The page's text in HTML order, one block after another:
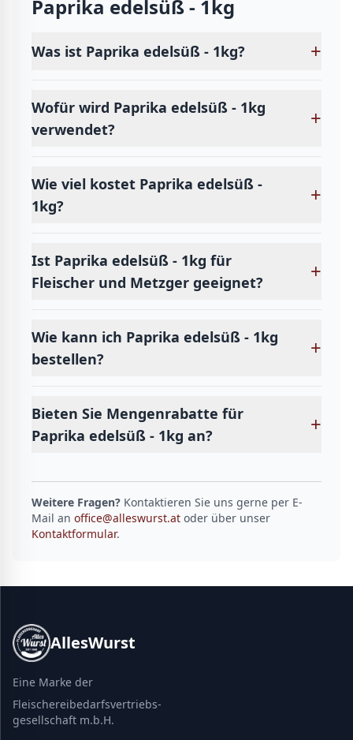
Paprika edelsüß - 1kg
Was ist Paprika edelsüß - 1kg? +
Wofür wird Paprika edelsüß - 1kg
verwendet?
+
Wie viel kostet Paprika edelsüß -
1kg?
+
Ist Paprika edelsüß - 1kg für
Fleischer und Metzger geeignet?
+
Wie kann ich Paprika edelsüß - 1kg
bestellen?
+
Bieten Sie Mengenrabatte für
Paprika edelsüß - 1kg an?
+
Weitere Fragen? Kontaktieren Sie uns gerne per E-
Mail an office@alleswurst.at oder über unser
Kontaktformular.
AllesWurst
Eine Marke der
Fleischereibedarfsvertriebs-
gesellschaft m.b.H.